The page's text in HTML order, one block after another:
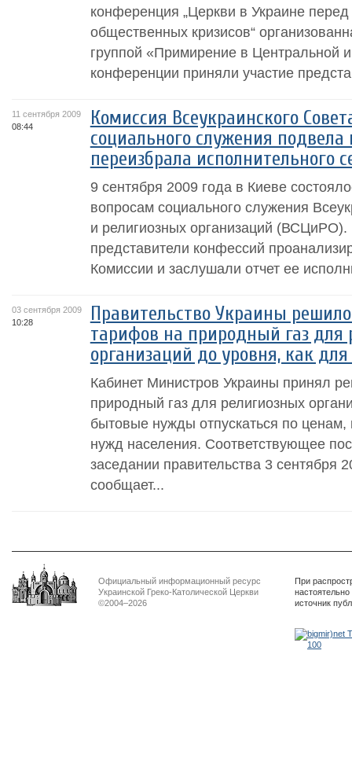
конференция „Церкви в Украине
общественных кризисов“
группой «Примирение в Центральной
конференции приняли участие
11 сентября 2009
08:44
Комиссия Всеукраинского
социального служения
переизбрала исполнительного
9 сентября 2009 года в Киеве
вопросам социального служения
и религиозных организаций (ВСЦиРО).
представители конфессий
Комиссии и заслушали отчет ее
03 сентября 2009
10:28
Правительство Украины
тарифов на природный газ для
организаций до уровня, как
Кабинет Министров Украины принял
природный газ для религиозных
бытовые нужды отпускаться по
нужд населения. Соответствующее
заседании правительства 3 сентября
сообщает...
Официальный информационный ресурс
Украинской Греко-Католической Церкви
©2004–2026
При
источник